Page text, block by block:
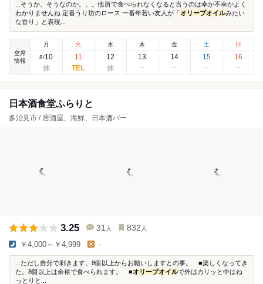
...そうか。そうなのか。。。他所で食べられなくなると言うのは幸か不幸かよく
わかりませんね 定番うり坊のロース 一番年若い友人が「 オリーブオイルみたい
な香り」と表現...
空席
情報
月
8/10
火
11
水
12
木
13
金
14
土
15
日
16
日本酒食堂ふらりと
多治見市 / 居酒屋、海鮮、日本酒バー
3.25 31 人 832 人
￥4,000～￥4,999 -
...ただし自分で剥きます。8個以上からお願いしますとの事。 ■楽しくなってき
た。8個以上は余裕で食べられます。 ■オリーブオイルで外はカリッと中はね
っとりと...